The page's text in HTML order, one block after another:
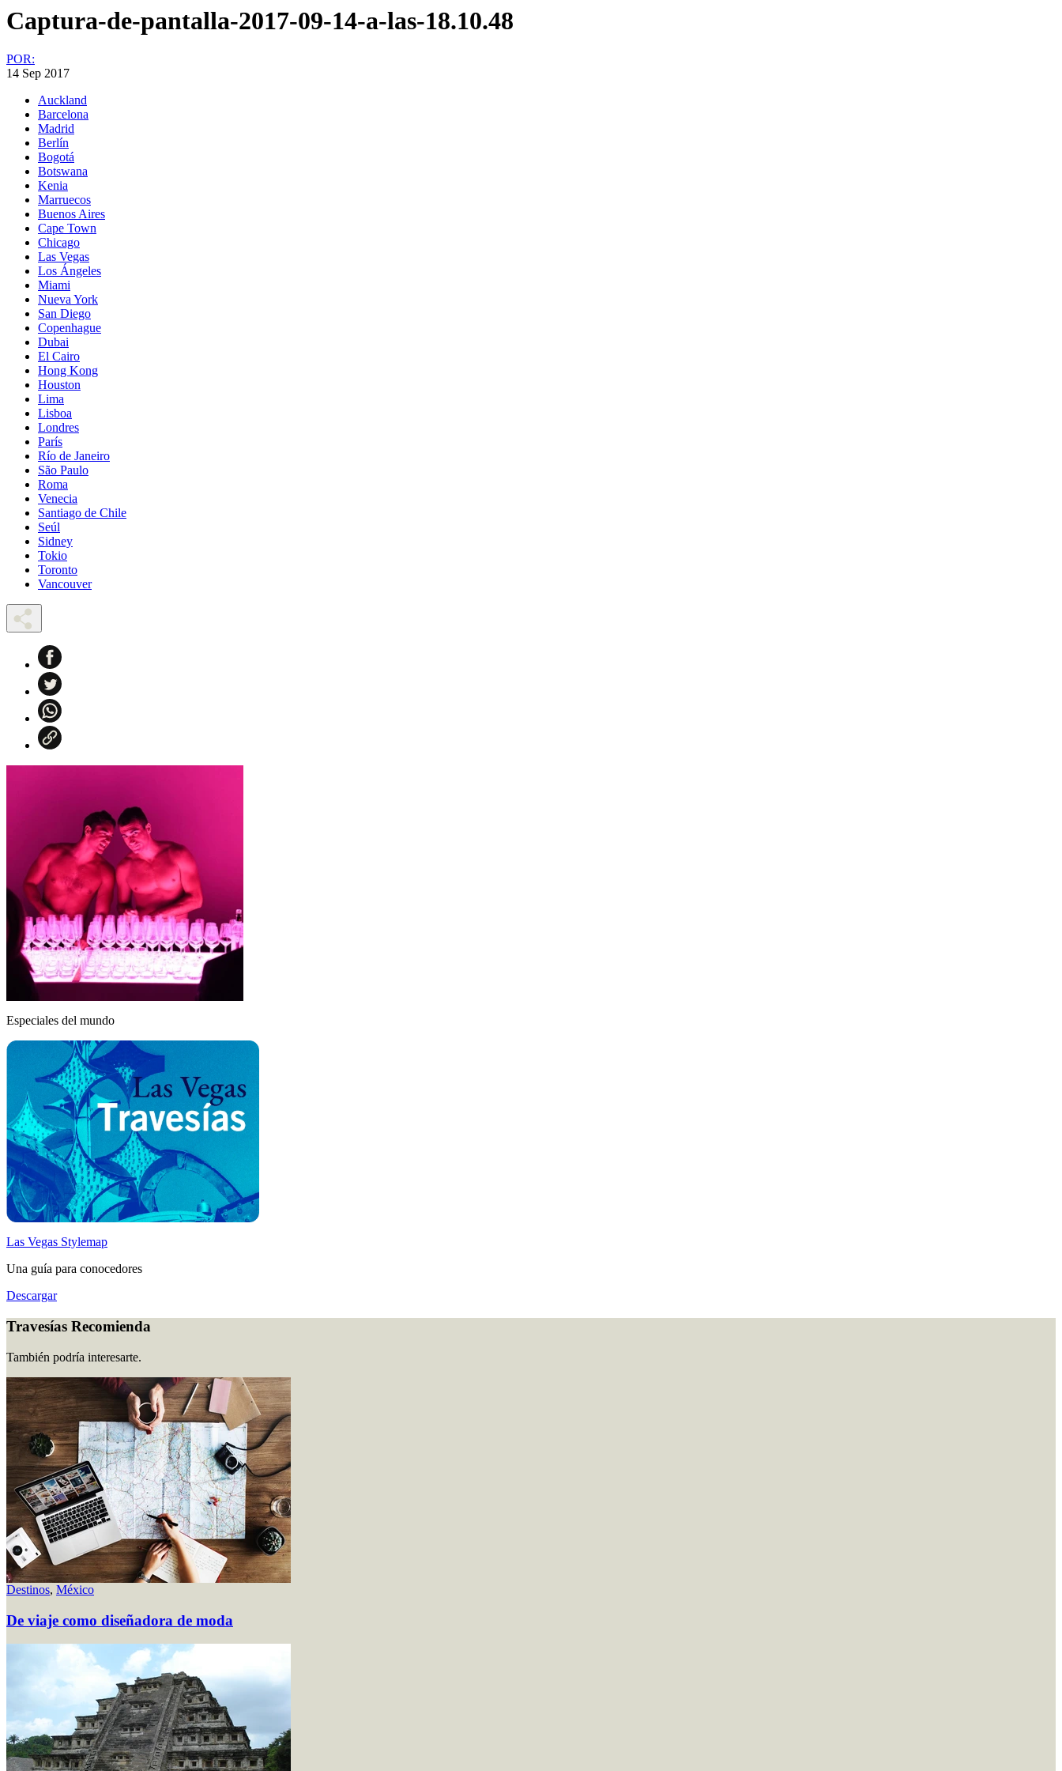
Captura-de-pantalla-2017-09-14-a-las-18.10.48
POR:
14 Sep 2017
Auckland
Barcelona
Madrid
Berlín
Bogotá
Botswana
Kenia
Marruecos
Buenos Aires
Cape Town
Chicago
Las Vegas
Los Ángeles
Miami
Nueva York
San Diego
Copenhague
Dubai
El Cairo
Hong Kong
Houston
Lima
Lisboa
Londres
París
Río de Janeiro
São Paulo
Roma
Venecia
Santiago de Chile
Seúl
Sidney
Tokio
Toronto
Vancouver
Especiales del mundo
Las Vegas Stylemap
Una guía para conocedores
Descargar
Travesías Recomienda
También podría interesarte.
Destinos, México
De viaje como diseñadora de moda